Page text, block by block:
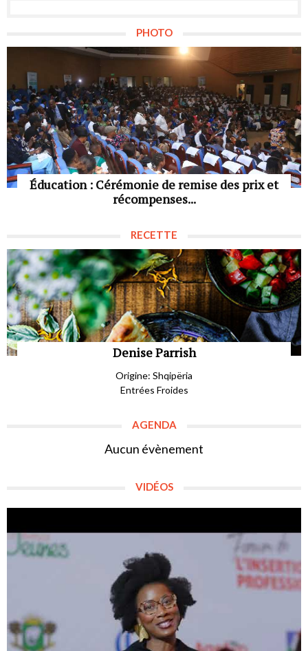
PHOTO
Éducation : Cérémonie de remise des prix et
récompenses...
RECETTE
Denise Parrish
Origine: Shqipëria
Entrées Froides
AGENDA
Aucun évènement
VIDÉOS